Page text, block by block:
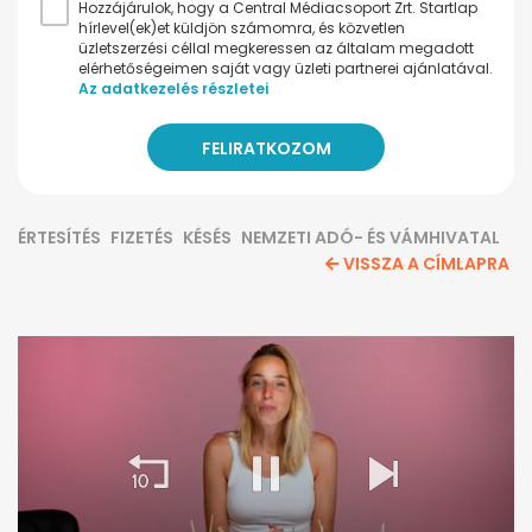
Hozzájárulok, hogy a Central Médiacsoport Zrt. Startlap
hírlevel(ek)et küldjön számomra, és közvetlen
üzletszerzési céllal megkeressen az általam megadott
elérhetőségeimen saját vagy üzleti partnerei ajánlatával.
Az adatkezelés részletei
ÉRTESÍTÉS FIZETÉS KÉSÉS NEMZETI ADÓ- ÉS VÁMHIVATAL
VISSZA A CÍMLAPRA